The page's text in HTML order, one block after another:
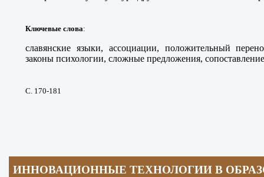
Ключевые слова:
славянские языки, ассоциации, положительный
законы психологии, сложные предложения,
С. 170-181
ИННОВАЦИОННЫЕ ТЕХНОЛОГИИ В